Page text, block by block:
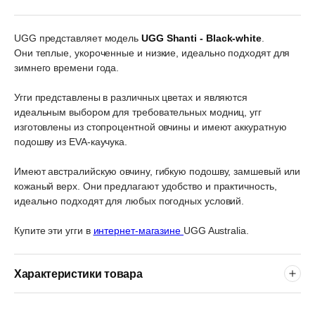
UGG представляет модель UGG Shanti - Black-white.
Они теплые, укороченные и низкие, идеально подходят для
зимнего времени года.
Угги представлены в различных цветах и являются
идеальным выбором для требовательных модниц, угг
изготовлены из стопроцентной овчины и имеют аккуратную
подошву из EVA-каучука.
Имеют австралийскую овчину, гибкую подошву, замшевый или
кожаный верх. Они предлагают удобство и практичность,
идеально подходят для любых погодных условий.
Купите эти угги в интернет-магазине UGG Australia.
Характеристики товара